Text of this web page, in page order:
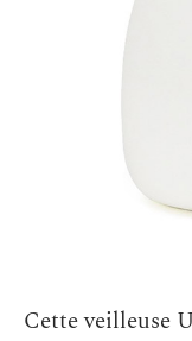
Cette veilleuse